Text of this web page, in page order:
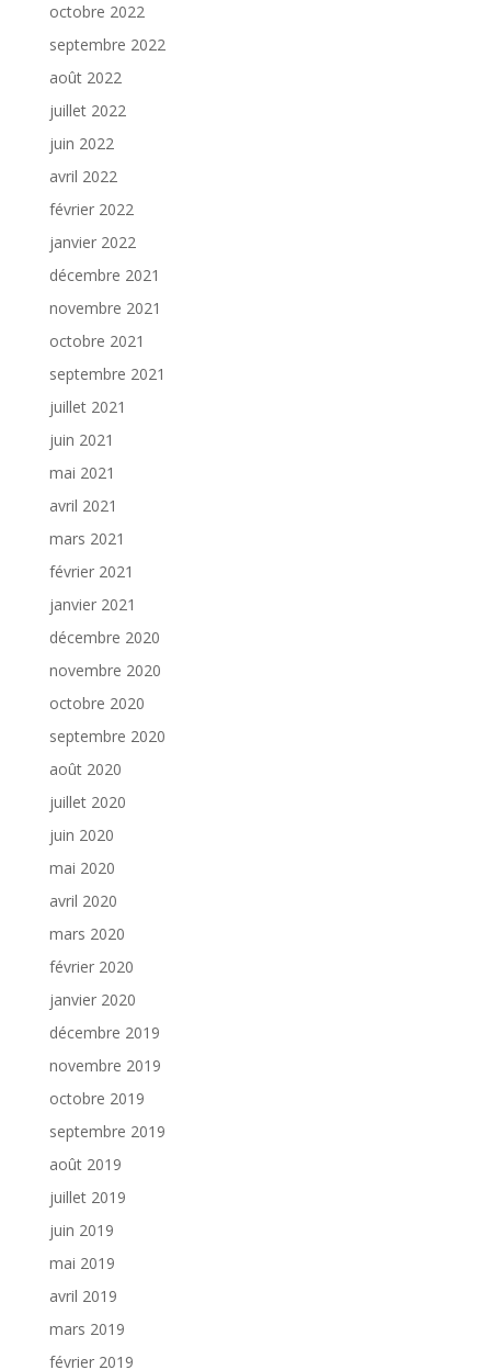
octobre 2022
septembre 2022
août 2022
juillet 2022
juin 2022
avril 2022
février 2022
janvier 2022
décembre 2021
novembre 2021
octobre 2021
septembre 2021
juillet 2021
juin 2021
mai 2021
avril 2021
mars 2021
février 2021
janvier 2021
décembre 2020
novembre 2020
octobre 2020
septembre 2020
août 2020
juillet 2020
juin 2020
mai 2020
avril 2020
mars 2020
février 2020
janvier 2020
décembre 2019
novembre 2019
octobre 2019
septembre 2019
août 2019
juillet 2019
juin 2019
mai 2019
avril 2019
mars 2019
février 2019